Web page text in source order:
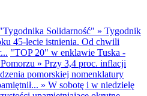
Solidarność" » Tygodnik
45-lecie istnienia. Od chwili
"TOP 20" w enklawie Tuska -
» Przy 3,4 proc. inflacji
pomorskiej nomenklatury
» W sobotę i w niedzielę